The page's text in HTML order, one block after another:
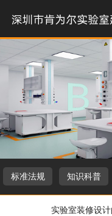
标准法规 知识科普
实验室装修设